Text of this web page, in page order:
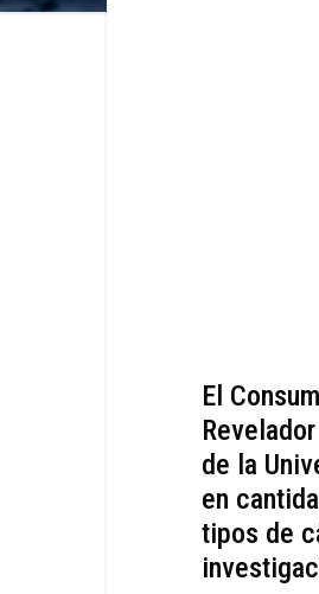
El
de la
en
tipos de